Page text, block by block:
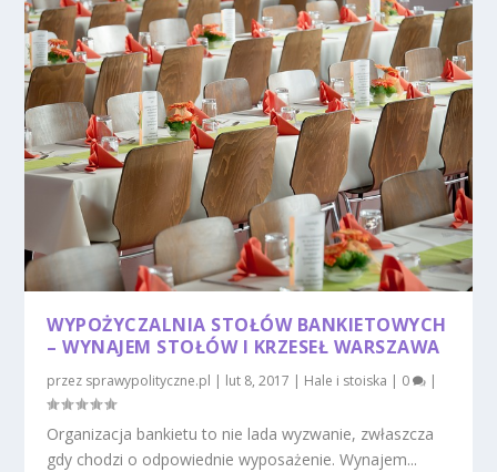
WYPOŻYCZALNIA STOŁÓW BANKIETOWYCH
– WYNAJEM STOŁÓW I KRZESEŁ WARSZAWA
przez sprawypolityczne.pl | lut 8, 2017 | Hale i stoiska | 0 |
Organizacja bankietu to nie lada wyzwanie, zwłaszcza
gdy chodzi o odpowiednie wyposażenie. Wynajem...